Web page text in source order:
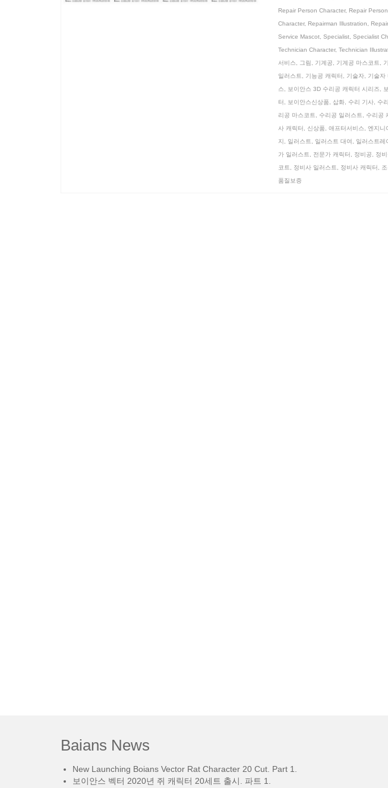
Repair Person Character, Repair
Character, Repairman Illustration
Service Mascot, Specialist, Specialist
Technician Character, Technician
서비스
그림 기계공 기계공 마스코트
일러스트
기능공 캐릭터 기술자, 기술자
스
보이안스 3D 수리공 캐릭터 시리즈
터
보이안스신상품 삽화, 수리 기사, 수
리공 마스코트
수리공 일러스트 수리공
사 캐릭터
신상품 애프터서비스 엔지니
지
일러스트 일러스트 대여 일러스트레
가 일러스트
전문가 캐릭터 정비공 정
코트
정비사 일러스트 정비사 캐릭터
품질보증
Baians News
New Launching Boians Vector Rat Character 20 Cut. Part 1.
보이안스 벡터 2020년 쥐 캐릭터 20세트 출시. 파트 1.